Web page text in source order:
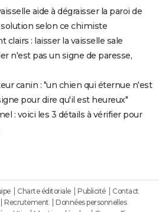
aide à dégraisser la paroi de
selon ce chimiste
clairs : laisser la vaisselle sale
n'est pas un signe de paresse,
canin : "un chien qui éternue n'est
pour dire qu'il est heureux"
: voici les 3 détails à vérifier pour
Charte éditoriale Publicité
Contact
Recrutement
Données personnelles